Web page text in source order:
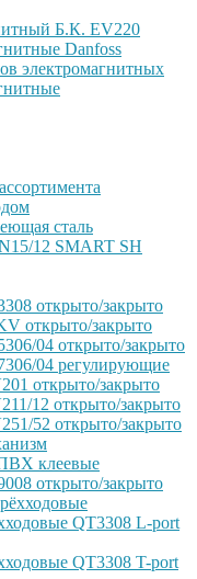
Б.К. EV220
Danfoss
электромагнитных
сталь
12 SMART SH
открыто/закрыто
открыто/закрыто
04 открыто/закрыто
04 регулирующие
открыто/закрыто
12 открыто/закрыто
52 открыто/закрыто
клеевые
открыто/закрыто
QT3308 L-port
QT3308 T-port